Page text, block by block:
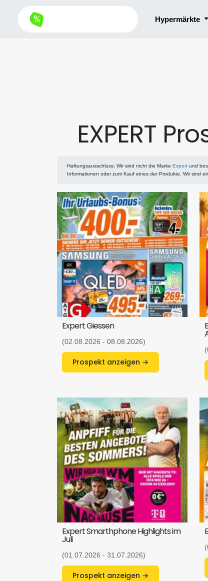
Hypermärkte
EXPERT
Haftungsausschluss: Wir sind nicht die Marke Expert und
Informationen oder zum Kauf eines der Produkte. Wir sind
Expert Giessen
(02.08.2026 - 08.08.2026)
Prospekt anzeigen →
Expert Smarthphone Highlights im
Juli
(01.07.2026 - 31.07.2026)
Prospekt anzeigen →